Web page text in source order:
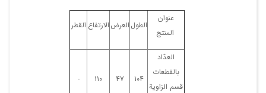
عنوان
المنتج
الطول العرض الارتفاع القطر
العدّاد
بالقطعات
قسم الزاویة
104
47
110
-